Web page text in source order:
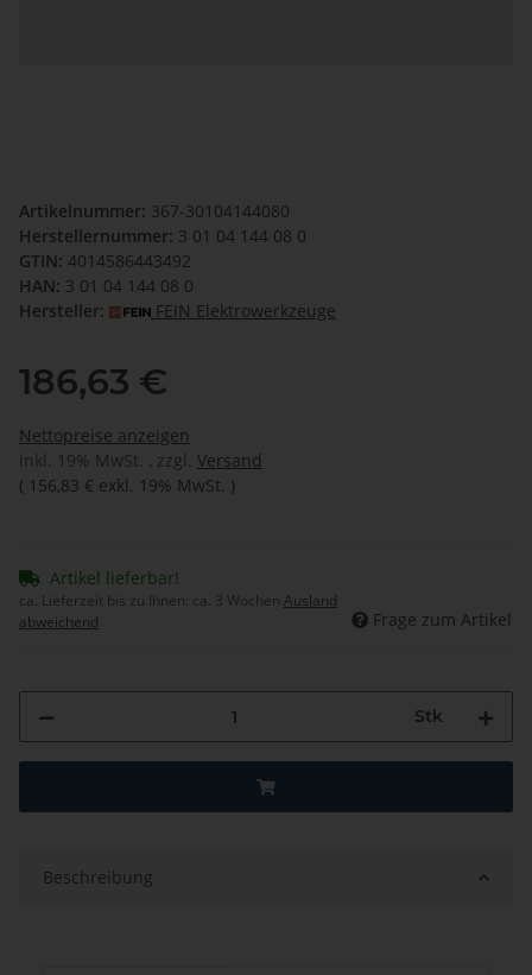
Artikelnummer: 367-30104144080
Herstellernummer: 3 01 04 144 08 0
GTIN: 4014586443492
HAN: 3 01 04 144 08 0
Hersteller:
FEIN Elektrowerkzeuge
186,63 €
Nettopreise anzeigen
inkl. 19% MwSt. , zzgl. Versand
( 156,83 € exkl. 19% MwSt. )
Artikel lieferbar!
ca. Lieferzeit bis zu Ihnen: ca. 3 Wochen Ausland
abweichend
Frage zum Artikel
Stk
Beschreibung